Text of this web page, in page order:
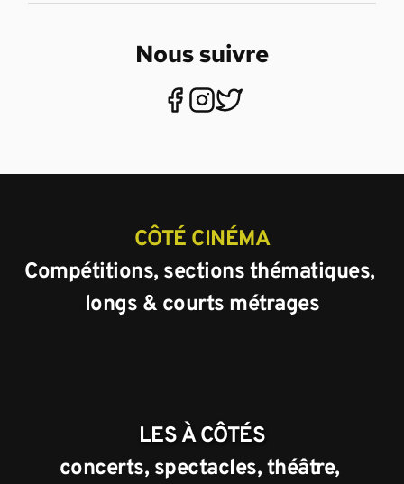
Nous suivre
CÔTÉ CINÉMA
Compétitions, sections thématiques,
longs & courts métrages
LES À CÔTÉS
concerts, spectacles, théâtre,